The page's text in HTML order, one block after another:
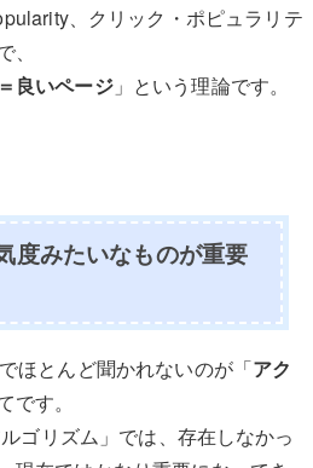
、クリック・ポピュラリテ
良いページ」という理論です。
度みたいなものが重要
ほとんど聞かれないのが「アク
です。
ゴリズム」では、存在しなかっ